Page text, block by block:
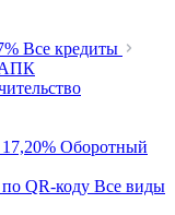
Все кредиты
Оборотный
QR-коду Все виды